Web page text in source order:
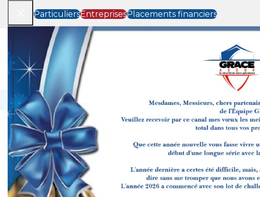
ParticuliersEntreprisesPlacements financiers
À Propos
Assurance Des Particuliers
L’assurance des particuliersconcerne tous les
des imprévus de la vie quotidienne. Ces
assurances sont essentielles pour vous offrir
Assurance santé